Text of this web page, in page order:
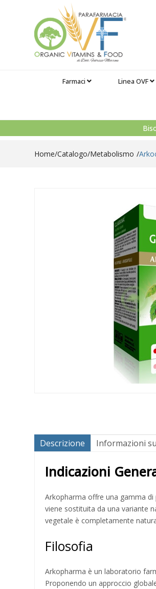
Farmaci Linea OVF
Home Catalogo/Metabolismo
Descrizione Informazioni
Indicazioni
Arkopharma offre una gamma di
viene sostituita da una variante
vegetale è completamente
Filosofia
Arkopharma è un laboratorio
Proponendo un approccio